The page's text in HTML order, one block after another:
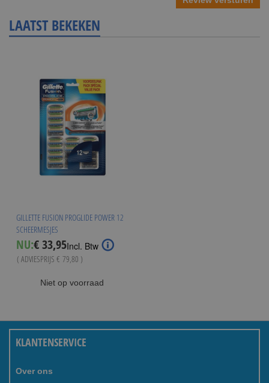
LAATST BEKEKEN
GILLETTE FUSION PROGLIDE POWER 12
SCHEERMESJES
NU:Special
Price
€ 33,95Incl. Btw
( ADVIESPRIJS € 79,80 )
Niet op voorraad
KLANTENSERVICE
Over ons